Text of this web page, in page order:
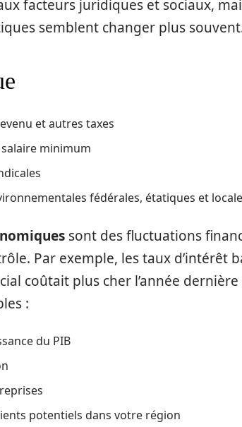
facteurs juridiques et sociaux,
semblent changer plus
et autres taxes
minimum
fédérales, étatiques et
sont des fluctuations
Par exemple, les taux d’intérêt
coûtait plus cher l’année
:
du PIB
potentiels dans votre région